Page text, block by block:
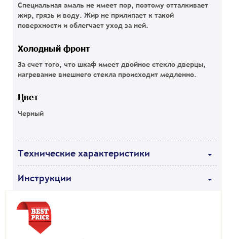
Специальная эмаль не имеет пор, поэтому отталкивает
жир, грязь и воду. Жир не прилипает к такой
поверхности и облегчает уход за ней.
Холодный фронт
За счет того, что шкаф имеет двойное стекло дверцы,
нагревание внешнего стекла происходит медленно.
Цвет
Черный
Технические характеристики
Инструкции